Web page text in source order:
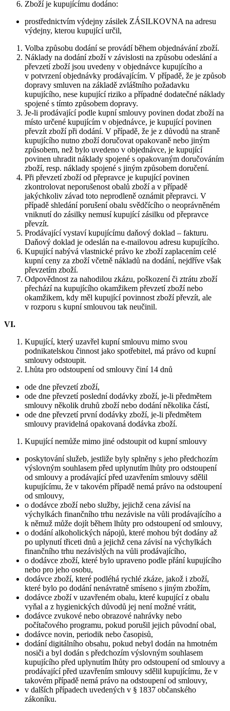
Zboží je kupujícímu dodáno:
prostřednictvím výdejny zásilek ZÁSILKOVNA na adresu
výdejny, kterou kupující určil,
Volba způsobu dodání se provádí během objednávání zboží.
Náklady na dodání zboží v závislosti na způsobu odeslání a
převzetí zboží jsou uvedeny v objednávce kupujícího a
v potvrzení objednávky prodávajícím. V případě, že je způsob
dopravy smluven na základě zvláštního požadavku
kupujícího, nese kupující riziko a případné dodatečné náklady
spojené s tímto způsobem dopravy.
Je-li prodávající podle kupní smlouvy povinen dodat zboží na
místo určené kupujícím v objednávce, je kupující povinen
převzít zboží při dodání. V případě, že je z důvodů na straně
kupujícího nutno zboží doručovat opakovaně nebo jiným
způsobem, než bylo uvedeno v objednávce, je kupující
povinen uhradit náklady spojené s opakovaným doručováním
zboží, resp. náklady spojené s jiným způsobem doručení.
Při převzetí zboží od přepravce je kupující povinen
zkontrolovat neporušenost obalů zboží a v případě
jakýchkoliv závad toto neprodleně oznámit přepravci. V
případě shledání porušení obalu svědčícího o neoprávněném
vniknutí do zásilky nemusí kupující zásilku od přepravce
převzít.
Prodávající vystaví kupujícímu daňový doklad – fakturu.
Daňový doklad je odeslán na e-mailovou adresu kupujícího.
Kupující nabývá vlastnické právo ke zboží zaplacením celé
kupní ceny za zboží včetně nákladů na dodání, nejdříve však
převzetím zboží.
Odpovědnost za nahodilou zkázu, poškození či ztrátu zboží
přechází na kupujícího okamžikem převzetí zboží nebo
okamžikem, kdy měl kupující povinnost zboží převzít, ale
v rozporu s kupní smlouvou tak neučinil.
VI.
Kupující, který uzavřel kupní smlouvu mimo svou
podnikatelskou činnost jako spotřebitel, má právo od kupní
smlouvy odstoupit.
Lhůta pro odstoupení od smlouvy činí 14 dnů
ode dne převzetí zboží,
ode dne převzetí poslední dodávky zboží, je-li předmětem
smlouvy několik druhů zboží nebo dodání několika částí,
ode dne převzetí první dodávky zboží, je-li předmětem
smlouvy pravidelná opakovaná dodávka zboží.
Kupující nemůže mimo jiné odstoupit od kupní smlouvy
poskytování služeb, jestliže byly splněny s jeho předchozím
výslovným souhlasem před uplynutím lhůty pro odstoupení
od smlouvy a prodávající před uzavřením smlouvy sdělil
kupujícímu, že v takovém případě nemá právo na odstoupení
od smlouvy,
o dodávce zboží nebo služby, jejichž cena závisí na
výchylkách finančního trhu nezávisle na vůli prodávajícího a
k němuž může dojít během lhůty pro odstoupení od smlouvy,
o dodání alkoholických nápojů, které mohou být dodány až
po uplynutí třiceti dnů a jejichž cena závisí na výchylkách
finančního trhu nezávislých na vůli prodávajícího,
o dodávce zboží, které bylo upraveno podle přání kupujícího
nebo pro jeho osobu,
dodávce zboží, které podléhá rychlé zkáze, jakož i zboží,
které bylo po dodání nenávratně smíseno s jiným zbožím,
dodávce zboží v uzavřeném obalu, které kupující z obalu
vyňal a z hygienických důvodů jej není možné vrátit,
dodávce zvukové nebo obrazové nahrávky nebo
počítačového programu, pokud porušil jejich původní obal,
dodávce novin, periodik nebo časopisů,
dodání digitálního obsahu, pokud nebyl dodán na hmotném
nosiči a byl dodán s předchozím výslovným souhlasem
kupujícího před uplynutím lhůty pro odstoupení od smlouvy a
prodávající před uzavřením smlouvy sdělil kupujícímu, že v
takovém případě nemá právo na odstoupení od smlouvy,
v dalších případech uvedených v § 1837 občanského
zákoníku.